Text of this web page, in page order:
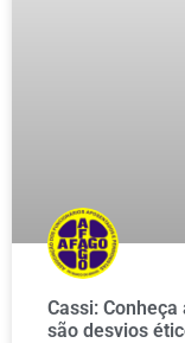
Cassi:
são desvios